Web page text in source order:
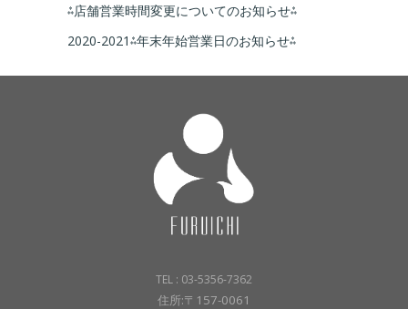
⁂店舗営業時間変更についてのお知らせ⁂
2020-2021⁂年末年始営業日のお知らせ⁂
TEL : 03-5356-7362
住所:〒157-0061